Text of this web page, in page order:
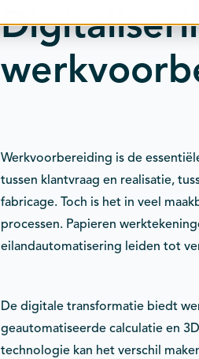
Werkvoorbereiding is de
tussen klantvraag en realisatie,
fabricage. Toch is het in veel
processen. Papieren
eilandautomatisering leiden tot
De digitale transformatie biedt
geautomatiseerde calculatie en
technologie kan het verschil